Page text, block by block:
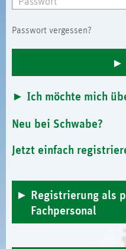
Passwort vergessen?
Ich möchte mich
Neu bei Schwabe?
Jetzt einfach
Registrierung als
Fachpersonal